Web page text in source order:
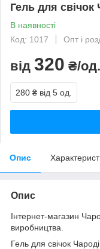
Гель для свічок
В наявності
Код: 1017
Опт і
від 320 ₴/од.
280 ₴ від 5 од.
Опис
Опис
Інтернет-магазин
виробництва.
Гель для свічок